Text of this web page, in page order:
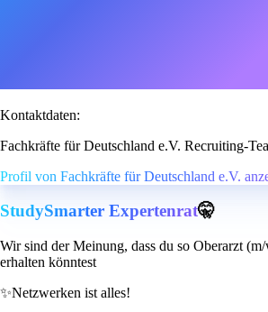
Kontaktdaten:
Fachkräfte für Deutschland e.V. Recruiting-
Profil von Fachkräfte für Deutschland e.V.
StudySmarter Expertenrat🤫
Wir sind der Meinung, dass du so Oberarzt
erhalten könntest
✨Netzwerken ist alles!